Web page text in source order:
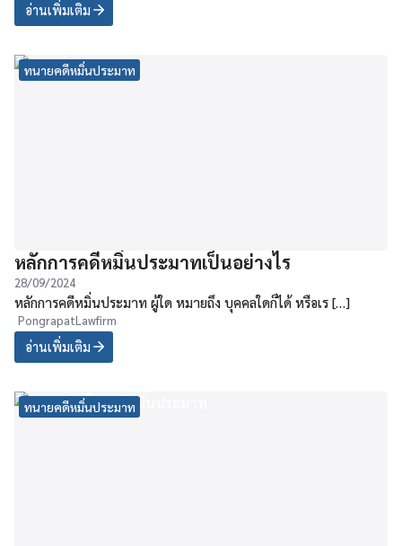
อ่านเพิ่มเติม
ทนายคดีหมิ่นประมาท
หลักการคดีหมิ่นประมาทเป็นอย่างไร
28/09/2024
หลักการคดีหมิ่นประมาท ผู้ใด หมายถึง บุคคลใดก็ได้ หรือเร […]
PongrapatLawfirm
อ่านเพิ่มเติม
ทนายคดีหมิ่นประมาท